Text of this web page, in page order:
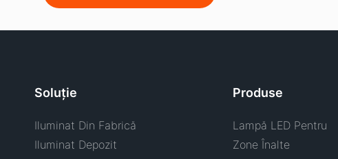
Soluţie
Iluminat Din Fabrică
Iluminat Depozit
Produse
Lampă LED Pentru
Zone Înalte